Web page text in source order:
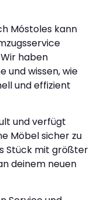
Móstoles kann
haben
und wissen, wie
und effizient
und verfügt
Möbel sicher zu
Stück mit größter
deinem neuen